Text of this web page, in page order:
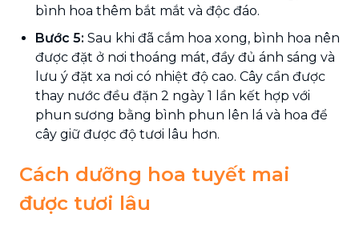
bình hoa thêm bắt mắt và độc đáo.
Bước 5: Sau khi đã cắm hoa xong, bình hoa nên
được đặt ở nơi thoáng mát, đầy đủ ánh sáng và
lưu ý đặt xa nơi có nhiệt độ cao. Cây cần được
thay nước đều đặn 2 ngày 1 lần kết hợp với
phun sương bằng bình phun lên lá và hoa để
cây giữ được độ tươi lâu hơn.
Cách dưỡng hoa tuyết mai
được tươi lâu